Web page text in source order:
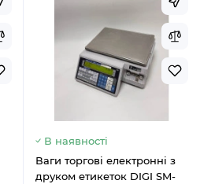
В наявності
Ваги торгові електронні з
друком етикеток DIGI SM-